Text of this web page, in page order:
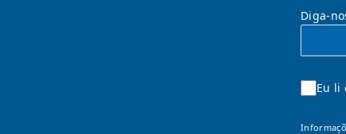
Diga-
Eu li